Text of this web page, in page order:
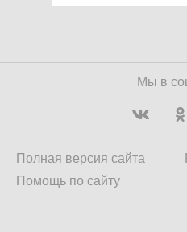
Мы в
Полная версия сайта
Помощь по сайту